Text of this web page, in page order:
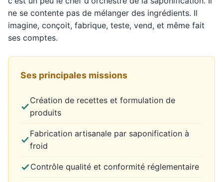
ne se contente pas de mélanger des ingrédients. Il
imagine, conçoit, fabrique, teste, vend, et même fait
ses comptes.
Ses principales missions
Création de recettes et formulation de
produits
Fabrication artisanale par saponification à
froid
Contrôle qualité et conformité réglementaire